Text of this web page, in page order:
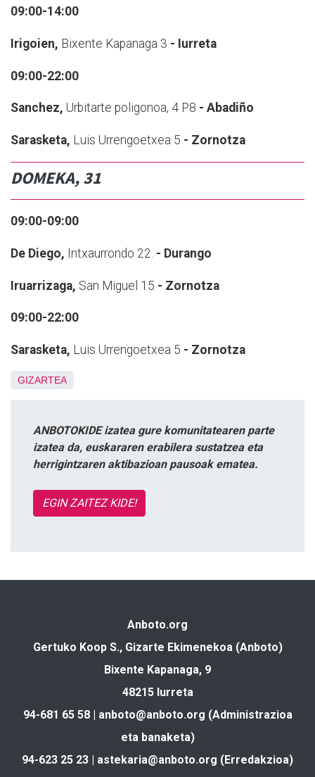
09:00-14:00
Irigoien, Bixente Kapanaga 3 - Iurreta
09:00-22:00
Sanchez, Urbitarte poligonoa, 4 P8 - Abadiño
Sarasketa, Luis Urrengoetxea 5 - Zornotza
DOMEKA, 31
09:00-09:00
De Diego, Intxaurrondo 22. - Durango
Iruarrizaga, San Miguel 15 - Zornotza
09:00-22:00
Sarasketa, Luis Urrengoetxea 5 - Zornotza
GIZARTEA
ANBOTOKIDE izatea gure komunitatearen parte
izatea da, euskararen erabilera sustatzea eta
herrigintzaren aktibazioan pausoak ematea.
EGIN ZAITEZ KIDE!
Anboto.org
Gertuko Koop S., Gizarte Ekimenekoa (Anboto)
Bixente Kapanaga, 9
48215 Iurreta
94-681 65 58 | anboto@anboto.org (Administrazioa
eta banaketa)
94-623 25 23 | astekaria@anboto.org (Erredakzioa)